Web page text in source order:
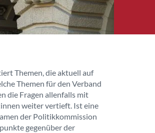
Themen, die aktuell auf
Themen für den Verband
die Fragen allenfalls mit
weiter vertieft. Ist eine
der Politikkommission
gegenüber der